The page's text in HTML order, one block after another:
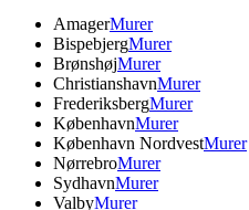
AmagerMurer
BispebjergMurer
BrønshøjMurer
ChristianshavnMurer
FrederiksbergMurer
KøbenhavnMurer
København NordvestMurer
NørrebroMurer
SydhavnMurer
ValbyMurer